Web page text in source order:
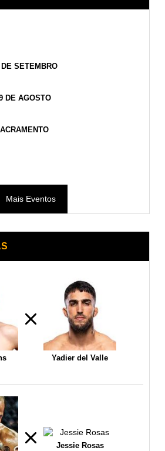
SETEMBRO
DE AGOSTO
Mais Eventos
Yadier del Valle
Jessie Rosas